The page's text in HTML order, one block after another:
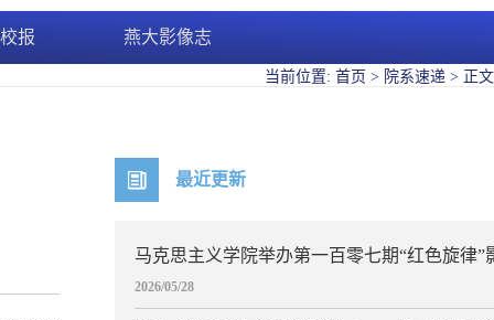
报 燕大影像志
当前位置: 首页 > 院系速递 > 正文
最近更新
马克思主义学院举办第一百零七期“红色旋律”
2026/05/28